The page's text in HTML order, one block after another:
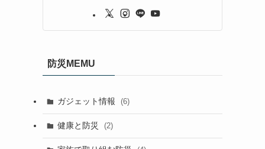
防災MEMU
ガジェット情報 (6)
健康と防災 (2)